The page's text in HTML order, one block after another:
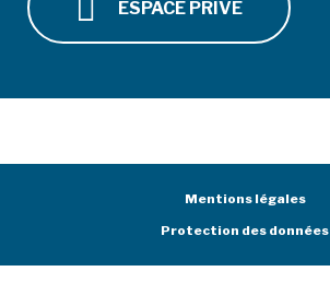
ESPACE PRIVÉ
Mentions légales
Protection des données